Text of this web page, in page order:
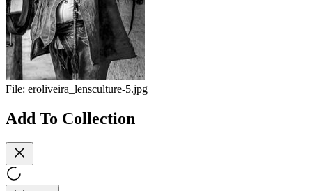
File: eroliveira_lensculture-5.jpg
Add To Collection